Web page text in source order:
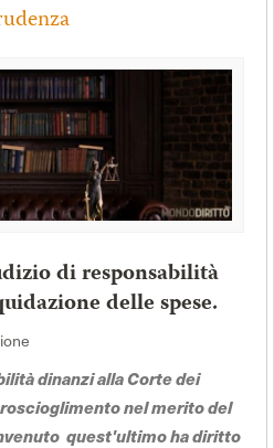
di responsabilità
delle spese.
dinanzi alla Corte dei
nel merito del
quest'ultimo ha diritto